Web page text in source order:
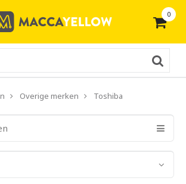
0
Overige merken Toshiba